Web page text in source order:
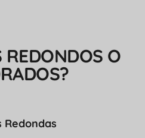
REDONDOS O
Redondas